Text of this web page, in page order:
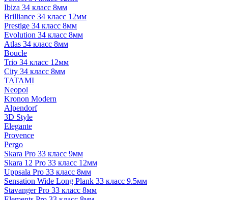
Ibiza 34 класс 8мм
Brilliance 34 класс 12мм
Prestige 34 класс 8мм
Evolution 34 класс 8мм
Atlas 34 класс 8мм
Boucle
Trio 34 класс 12мм
City 34 класс 8мм
TATAMI
Neopol
Kronon Modern
Alpendorf
3D Style
Elegante
Provence
Pergo
Skara Pro 33 класс 9мм
Skara 12 Pro 33 класс 12мм
Uppsala Pro 33 класс 8мм
Sensation Wide Long Plank 33 класс 9.5мм
Stavanger Pro 33 класс 8мм